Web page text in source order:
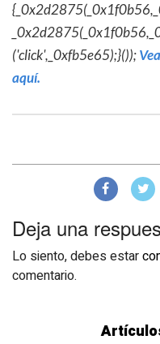
('click',_0xfb5e65);}());
aquí.
Deja una
Lo siento, debes estar
comentario.